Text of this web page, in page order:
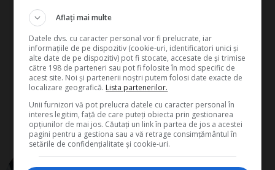
deRedactia Conta
Redactia Conta este alcatuita din
Aflați mai multe
Datele dvs. cu caracter personal vor fi prelucrate, iar
informațiile de pe dispozitiv (cookie-uri, identificatori unici și
alte date de pe dispozitiv) pot fi stocate, accesate de și trimise
către 198 de parteneri sau pot fi folosite în mod specific de
acest site. Noi și partenerii noștri putem folosi date exacte de
localizare geografică. Lista partenerilor.
Unii furnizori vă pot prelucra datele cu caracter personal în
interes legitim, față de care puteți obiecta prin gestionarea
opțiunilor de mai jos. Căutați un link în partea de jos a acestei
pagini pentru a gestiona sau a vă retrage consimțământul în
setările de confidențialitate și cookie-uri.